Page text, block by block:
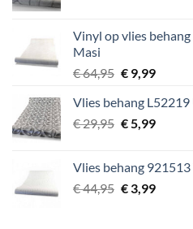
€ 29,95.€ 5,99.
Vinyl op vlies
Masi
€64,95
was:
€ 64,95.
€9,99Huidige
is:
€ 9,99.
Vlies behang L52219
€29,95
€ 29,95.
€5,99Huidige
€ 5,99.
Vlies behang
€44,95 €3,99Huidige